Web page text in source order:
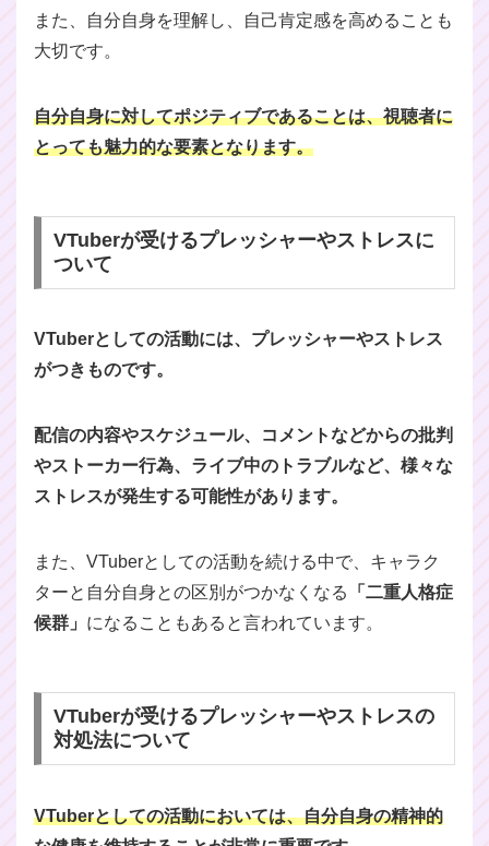
また、自分自身を理解し、自己肯定感を高めることも
大切です。
自分自身に対してポジティブであることは、視聴者に
とっても魅力的な要素となります。
VTuberが受けるプレッシャーやストレスに
ついて
VTuberとしての活動には、プレッシャーやストレス
がつきものです。
配信の内容やスケジュール、コメントなどからの批判
やストーカー行為、ライブ中のトラブルなど、様々な
ストレスが発生する可能性があります。
また、VTuberとしての活動を続ける中で、キャラク
ターと自分自身との区別がつかなくなる
「二重人格症
候群」 になることもあると言われています。
VTuberが受けるプレッシャーやストレスの
対処法について
VTuberとしての活動においては、自分自身の精神的